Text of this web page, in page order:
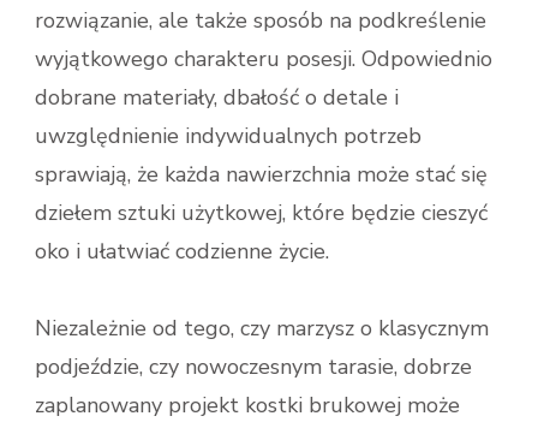
rozwiązanie, ale także sposób na podkreślenie
wyjątkowego charakteru posesji. Odpowiednio
dobrane materiały, dbałość o detale i
uwzględnienie indywidualnych potrzeb
sprawiają, że każda nawierzchnia może stać się
dziełem sztuki użytkowej, które będzie cieszyć
oko i ułatwiać codzienne życie.
Niezależnie od tego, czy marzysz o klasycznym
podjeździe, czy nowoczesnym tarasie, dobrze
zaplanowany projekt kostki brukowej może